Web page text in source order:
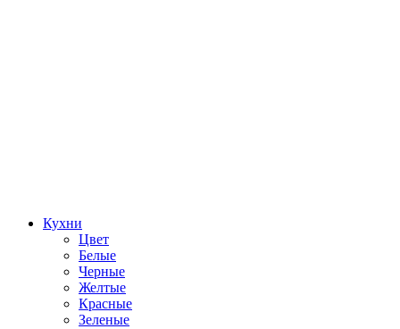
Кухни
Цвет
Белые
Черные
Желтые
Красные
Зеленые